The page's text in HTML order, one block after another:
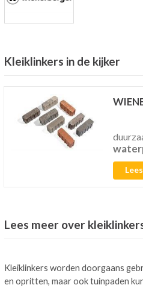
Kleiklinkers in de kijker
Lees meer over
Kleiklinkers worden doorgaans
en opritten, maar ook tuinpaden